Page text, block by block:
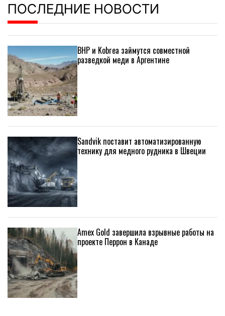
ПОСЛЕДНИЕ НОВОСТИ
BHP и Kobrea займутся совместной
разведкой меди в Аргентине
Sandvik поставит автоматизированную
технику для медного рудника в Швеции
Amex Gold завершила взрывные работы на
проекте Перрон в Канаде